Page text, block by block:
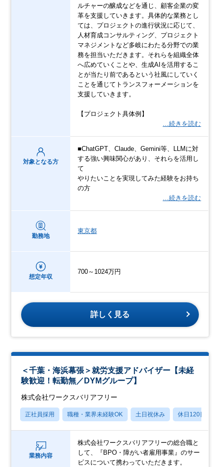
ルチャーの醸成などを通じ、顧客企業の変
革を支援していきます。具体的な業務とし
ては、プロジェクトの進行状況に応じて、
人材育成コンサルティング、プロジェクト
マネジメントなど多岐にわたる分野での業
務を担当いただきます。それらを組織全体
へ広めていくことや、生成AIを活用するこ
とが当たり前であるという社風にしていく
ことを通じてトランスフォーメーションを
支援していきます。
【プロジェクト具体例】
…続きを読む
対象となる方
■ChatGPT、Claude、Gemini等、LLMに対
する強い興味関心があり、それらを活用し
て
やりたいことを実現してみた経験をお持ち
の方
…続きを読む
勤務地
東京都
想定年収
700～1024万円
詳しく見る
＜千葉・海浜幕張＞就労支援アドバイザー【未経
験歓迎！転勤無／DYMグループ】
株式会社ワークスバリアフリー
正社員採用 職種・業界未経験OK 土日祝休み 休日120日以上
業務内容
株式会社ワークスバリアフリーの総合職と
して、『BPO・障がい者雇用事業』のサー
ビスについて携わっていただきます。